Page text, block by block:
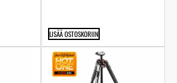
LISÄÄ OSTOSKORIIN